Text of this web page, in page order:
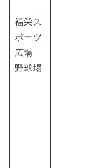
福栄ス
ポーツ
広場
野球場